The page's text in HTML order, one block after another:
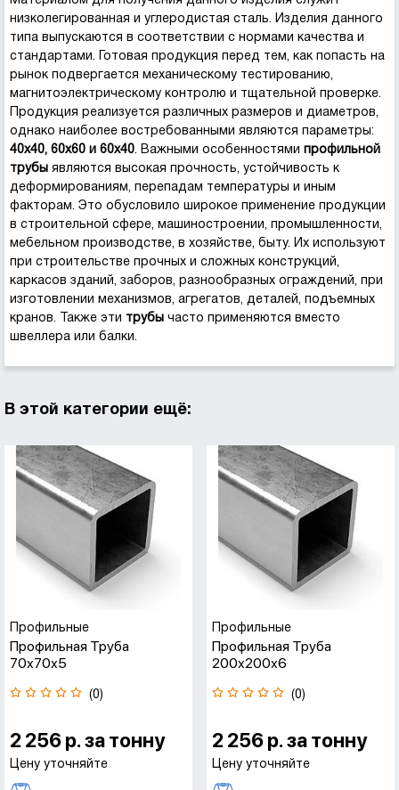
низколегированная и углеродистая сталь. Изделия данного
типа выпускаются в соответствии с нормами качества и
стандартами. Готовая продукция перед тем, как попасть на
рынок подвергается механическому тестированию,
магнитоэлектрическому контролю и тщательной проверке.
Продукция реализуется различных размеров и диаметров,
однако наиболее востребованными являются параметры:
40х40, 60х60 и 60х40. Важными особенностями профильной
трубы являются высокая прочность, устойчивость к
деформированиям, перепадам температуры и иным
факторам. Это обусловило широкое применение продукции
в строительной сфере, машиностроении, промышленности,
мебельном производстве, в хозяйстве, быту. Их используют
при строительстве прочных и сложных конструкций,
каркасов зданий, заборов, разнообразных ограждений, при
изготовлении механизмов, агрегатов, деталей, подъемных
кранов. Также эти трубы часто применяются вместо
швеллера или балки.
В этой категории ещё:
Профильные
Профильная Труба
70х70х5
(0)
2 256 р. за тонну
Цену уточняйте
Профильные
Профильная Труба
200х200х6
(0)
2 256 р. за тонну
Цену уточняйте